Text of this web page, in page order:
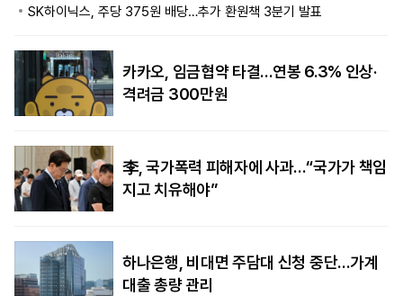
SK하이닉스, 주당 375원 배당…추가 환원책 3분기 발표
카카오, 임금협약 타결…연봉 6.3% 인상·
격려금 300만원
李, 국가폭력 피해자에 사과…“국가가 책임
지고 치유해야”
하나은행, 비대면 주담대 신청 중단…가계
대출 총량 관리